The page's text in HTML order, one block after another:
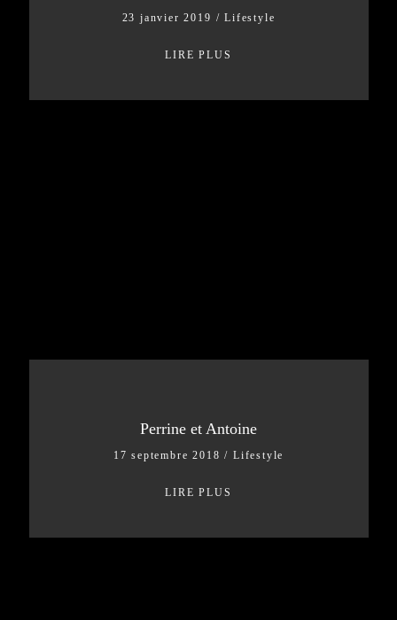
23 janvier 2019 /Lifestyle
LIRE PLUS
Perrine et Antoine
17 septembre 2018/ Lifestyle
LIRE PLUS